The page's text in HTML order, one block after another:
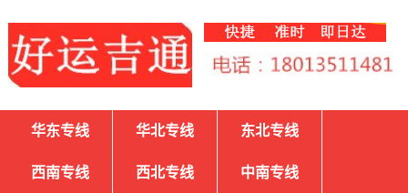
华东专线 华北专线 东北专线
西南专线 西北专线 中南专线